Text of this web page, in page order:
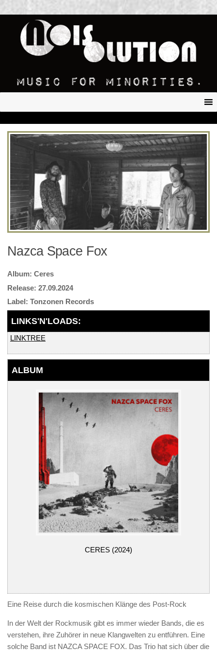
Nazca Space Fox
Ceres
27.09.2024
Tonzonen Records
LINKTREE
ALBUM
CERES (2024)
Eine Reise durch die kosmischen Klänge des Post-Rock
In der Welt der Rockmusik gibt es immer wieder Bands, die es
verstehen, ihre Zuhörer in neue Klangwelten zu entführen. Eine
solche Band ist NAZCA SPACE FOX. Das Trio hat sich über die